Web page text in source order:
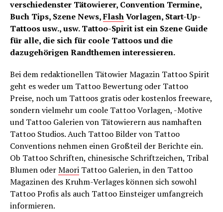
verschiedenster Tätowierer, Convention Termine,
Buch Tips, Szene News,FlashVorlagen, Start-Up-
Tattoos usw., usw. Tattoo-Spirit ist ein Szene Guide
für alle, die sich für coole Tattoos und die
dazugehörigen Randthemen interessieren.
Bei dem redaktionellen Tätowier Magazin Tattoo Spirit
geht es weder um Tattoo Bewertung oder Tattoo
Preise, noch um Tattoos gratis oder kostenlos freeware,
sondern vielmehr um coole Tattoo Vorlagen, -Motive
und Tattoo Galerien von Tätowierern aus namhaften
Tattoo Studios. Auch Tattoo Bilder von Tattoo
Conventions nehmen einen Großteil der Berichte ein.
Ob Tattoo Schriften, chinesische Schriftzeichen, Tribal
Blumen oderMaori Tattoo Galerien, in den Tattoo
Magazinen des Kruhm-Verlages können sich sowohl
Tattoo Profis als auch Tattoo Einsteiger umfangreich
informieren.